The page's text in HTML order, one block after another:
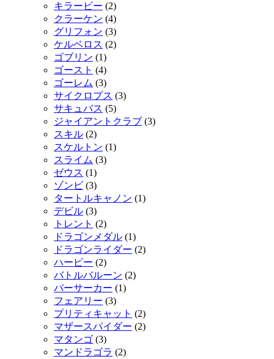
キラービー (2)
クラーケン (4)
グリフォン (3)
ケルベロス (2)
ゴブリン (1)
ゴースト (4)
ゴーレム (3)
サイクロプス (3)
サキュバス (5)
ジャイアントクラブ (3)
スキル (2)
スケルトン (1)
スライム (3)
ゼウス (1)
ゾンビ (3)
タートルキャノン (1)
デビル (3)
トレント (2)
ドラゴンメダル (1)
ドラゴンライダー (2)
ハーピー (2)
バトルバルーン (2)
バーサーカー (1)
フェアリー (3)
プリティキャット (2)
マザースパイダー (2)
マタンゴ (3)
マンドラゴラ (2)